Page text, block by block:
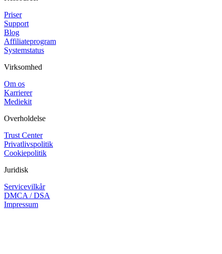
Priser
Support
Blog
Affiliateprogram
Systemstatus
Virksomhed
Om os
Karrierer
Mediekit
Overholdelse
Trust Center
Privatlivspolitik
Cookiepolitik
Juridisk
Servicevilkår
DMCA / DSA
Impressum